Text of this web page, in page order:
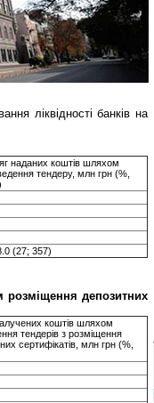
ліквідності банків на
наданих коштів шляхом
тендеру, млн грн (%,
(27; 357)
розміщення депозитних
коштів шляхом
тендерів з розміщення
сертифікатів, млн грн (%,